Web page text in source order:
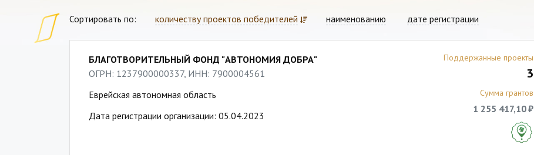
Сортировать по: количеству проектов победителей наименованию дате регистрации
БЛАГОТВОРИТЕЛЬНЫЙ ФОНД "АВТОНОМИЯ ДОБРА"
ОГРН: 1237900000337, ИНН: 7900004561
Еврейская автономная область
Дата регистрации организации: 05.04.2023
Поддержанные проекты
3
Сумма грантов
1 255 417,10 ₽